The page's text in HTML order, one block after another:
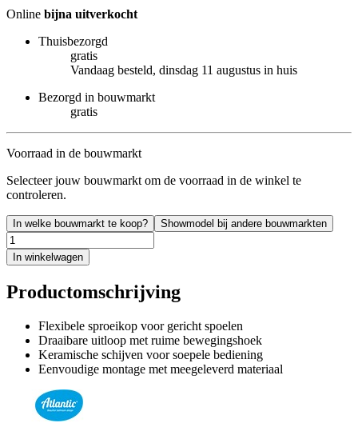
Online bijna uitverkocht
Thuisbezorgd
gratis
Vandaag besteld, dinsdag 11 augustus in huis
Bezorgd in bouwmarkt
gratis
Voorraad in de bouwmarkt
Selecteer jouw bouwmarkt om de voorraad in de winkel te
controleren.
In welke bouwmarkt te koop? Showmodel bij andere bouwmarkten
In winkelwagen
Productomschrijving
Flexibele sproeikop voor gericht spoelen
Draaibare uitloop met ruime bewegingshoek
Keramische schijven voor soepele bediening
Eenvoudige montage met meegeleverd materiaal